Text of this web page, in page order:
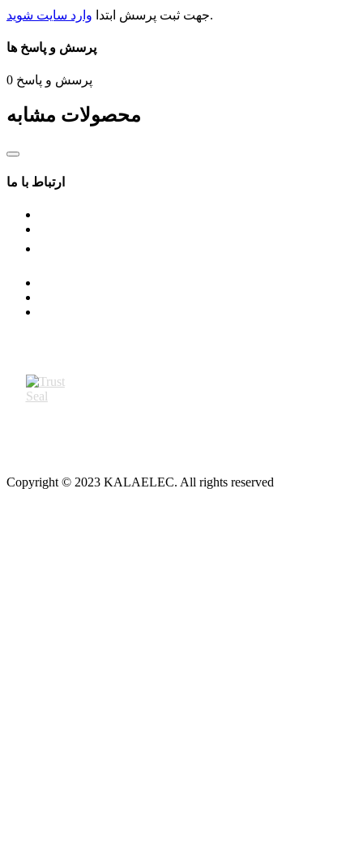
جهت ثبت پرسش ابتدا وارد سایت شوید .
پرسش و پاسخ ها
0 پرسش و پاسخ
محصولات مشابه
ارتباط با ما
Copyright © 2023 KALAELEC. All rights reserved